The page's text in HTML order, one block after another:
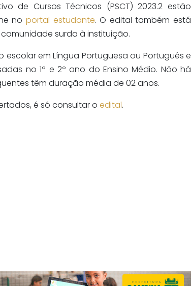
de Cursos Técnicos (PSCT) 2023.2 estão
no portal estudante. O edital também está
surda à instituição.
em Língua Portuguesa ou Português e
no 1º e 2º ano do Ensino Médio. Não há
têm duração média de 02 anos.
é só consultar o edital.